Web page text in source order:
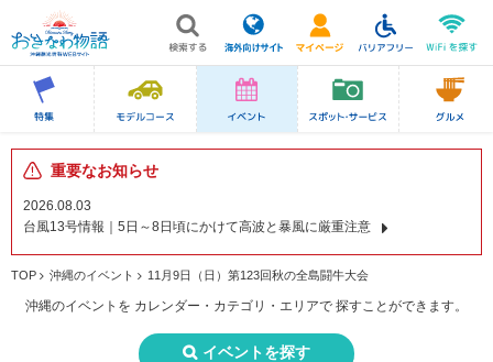
重要なお知らせ
2026.08.03
台風13号情報｜5日～8日頃にかけて高波と暴風に厳重注意
TOP 沖縄のイベント 11月9日（日）第123回秋の全島闘牛大会
沖縄のイベントを カレンダー・カテゴリ・エリアで 探すことができます。
イベントを探す